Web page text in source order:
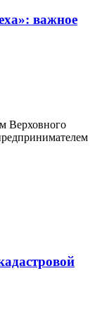
важное
Верховного